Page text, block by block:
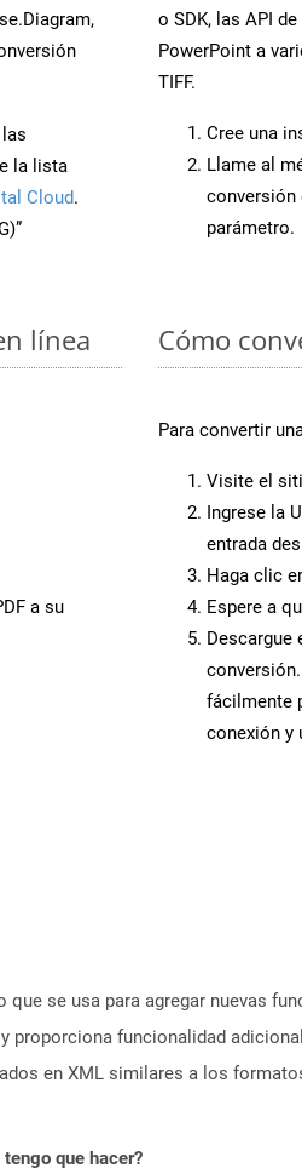
la lista
Cloud.
o SDK, las API
PowerPoint a
TIFF.
Cree una
Llame al
conversión
parámetro.
línea
a su
Cómo
Para convertir
Visite el
Ingrese la
entrada
Haga clic
Espere a
Descargue
fácilmente
conexión y
se usa para agregar nuevas
funcionalidad
​​en XML similares a los
que hacer?